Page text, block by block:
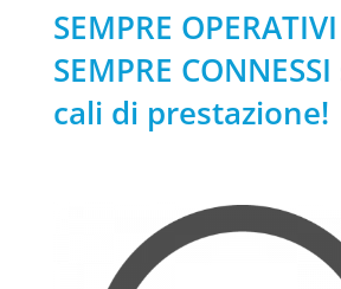
SEMPRE
SEMPRE
cali di prestazione!